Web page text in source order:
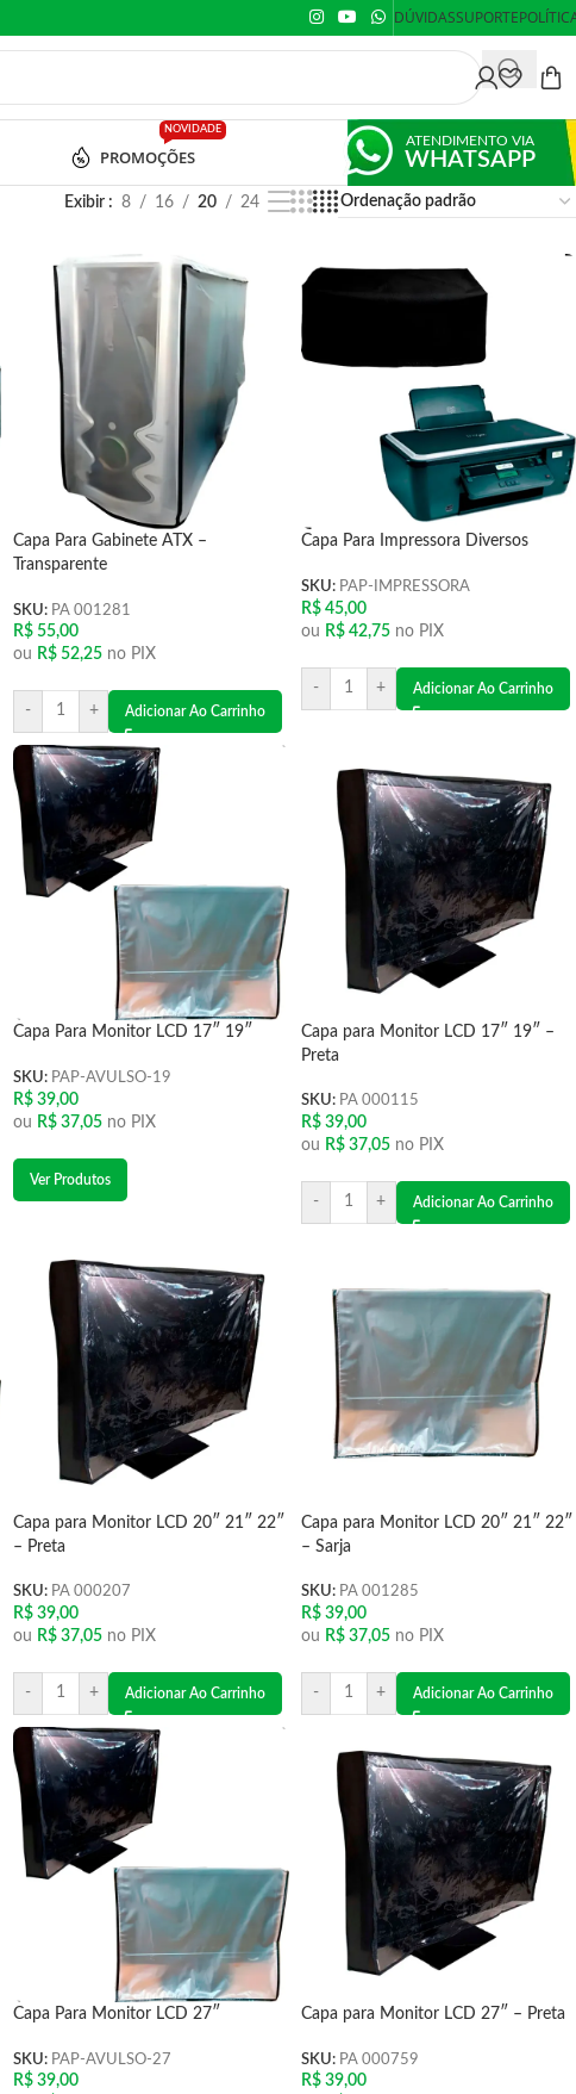
DÚVIDASSUPORTE
PROMOÇÕES
NOVIDADE
ATENDIMENTO VIA
WHATSAPP
Exibir 8 16 20 24
Capa Para Gabinete ATX –
Transparente
SKU: PA 001281
R$ 55,00
ou R$ 52,25 no PIX
- + Adicionar Ao Carrinho
Capa Para Impressora Diversos
SKU: PAP-IMPRESSORA
R$45,00
ou R$42,75 no PIX
- + Adicionar Ao Carrinho
Capa Para Monitor LCD 17″ 19″
SKU: PAP-AVULSO-19
R$ 39,00
ou R$ 37,05 no PIX
Ver Produtos
Capa para Monitor LCD 17″ 19″ –
Preta
SKU: PA 000115
R$39,00
ou R$37,05 no PIX
- + Adicionar Ao Carrinho
Capa para Monitor LCD 20″ 21″ 22″
– Preta
SKU: PA 000207
R$ 39,00
ou R$ 37,05 no PIX
- + Adicionar Ao Carrinho
Capa para Monitor LCD 20″ 21″ 22″
– Sarja
SKU: PA 001285
R$39,00
ou R$37,05 no PIX
- + Adicionar Ao Carrinho
Capa Para Monitor LCD 27″
SKU: PAP-AVULSO-27
R$ 39,00
Capa para Monitor LCD 27″ – Preta
SKU: PA 000759
R$39,00